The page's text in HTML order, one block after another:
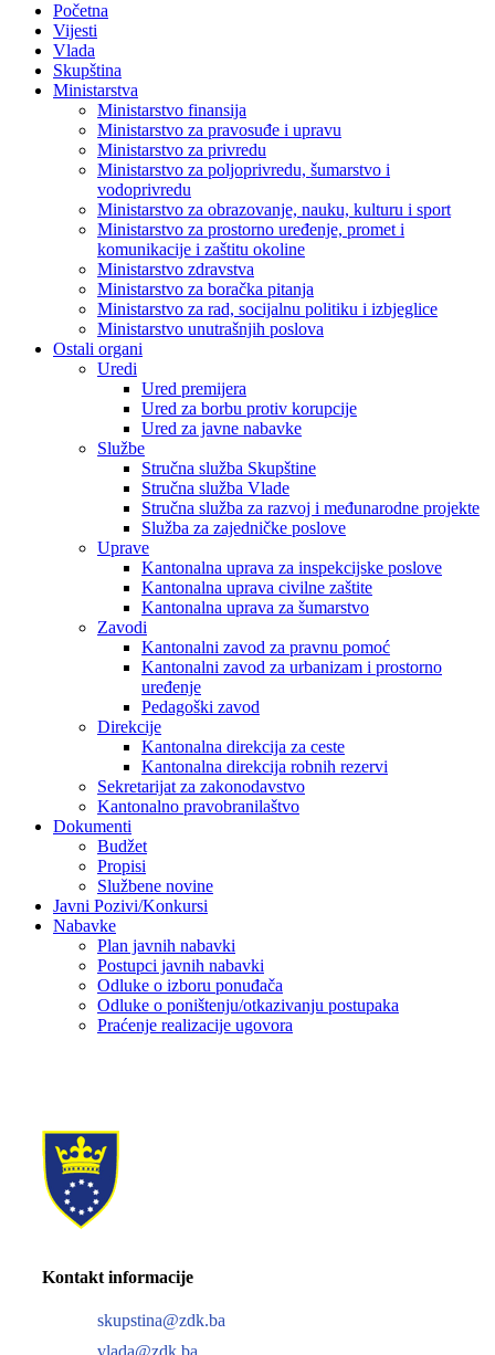
Početna
Vijesti
Vlada
Skupština
Ministarstva
Ministarstvo finansija
Ministarstvo za pravosuđe i upravu
Ministarstvo za privredu
Ministarstvo za poljoprivredu, šumarstvo i
vodoprivredu
Ministarstvo za obrazovanje, nauku, kulturu i sport
Ministarstvo za prostorno uređenje, promet i
komunikacije i zaštitu okoline
Ministarstvo zdravstva
Ministarstvo za boračka pitanja
Ministarstvo za rad, socijalnu politiku i izbjeglice
Ministarstvo unutrašnjih poslova
Ostali organi
Uredi
Ured premijera
Ured za borbu protiv korupcije
Ured za javne nabavke
Službe
Stručna služba Skupštine
Stručna služba Vlade
Stručna služba za razvoj i međunarodne projekte
Služba za zajedničke poslove
Uprave
Kantonalna uprava za inspekcijske poslove
Kantonalna uprava civilne zaštite
Kantonalna uprava za šumarstvo
Zavodi
Kantonalni zavod za pravnu pomoć
Kantonalni zavod za urbanizam i prostorno
uređenje
Pedagoški zavod
Direkcije
Kantonalna direkcija za ceste
Kantonalna direkcija robnih rezervi
Sekretarijat za zakonodavstvo
Kantonalno pravobranilaštvo
Dokumenti
Budžet
Propisi
Službene novine
Javni Pozivi/Konkursi
Nabavke
Plan javnih nabavki
Postupci javnih nabavki
Odluke o izboru ponuđača
Odluke o poništenju/otkazivanju postupaka
Praćenje realizacije ugovora
Kontakt informacije
skupstina@zdk.ba
vlada@zdk.ba